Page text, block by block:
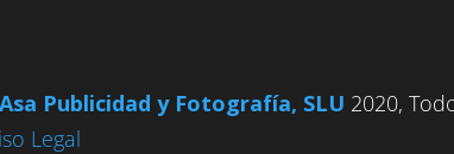
Asa Publicidad y Fotografía, SLU 2020,
Legal